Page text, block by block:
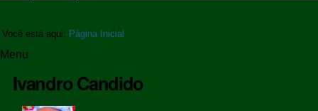
Você está aqui: Página Inicial
Menu
Ivandro Candido